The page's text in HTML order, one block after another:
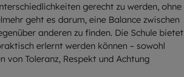
gerecht zu werden, ohne
geht es darum, eine Balance zwischen
anderen zu finden. Die Schule bietet
erlernt werden können – sowohl
von Toleranz, Respekt und Achtung